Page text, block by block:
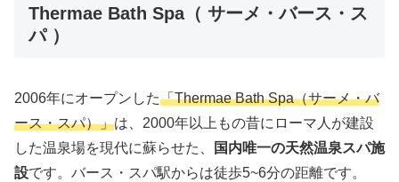
Thermae Bath Spa（ サーメ・バース・ス
パ ）
2006年にオープンした「Thermae Bath Spa（サーメ・バ
ース・スパ）」は、2000年以上もの昔にローマ人が建設
した温泉場を現代に蘇らせた、
国内唯一の天然温泉スパ施
設です。バース・スパ駅からは徒歩5~6分の距離です。